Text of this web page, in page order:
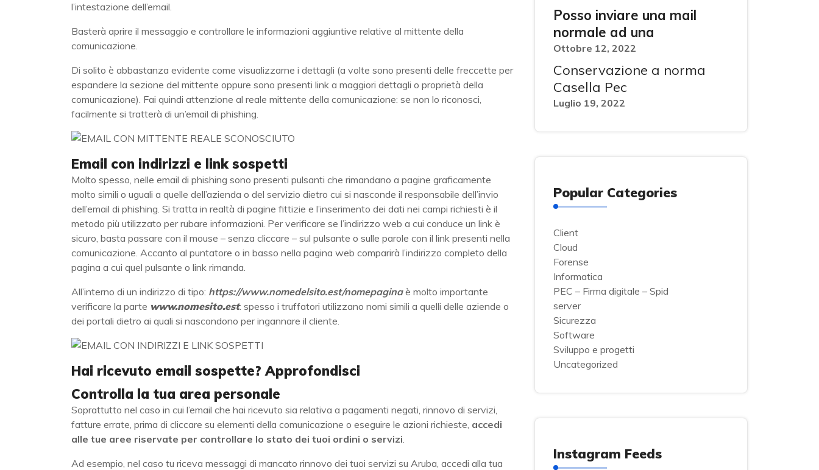
l’intestazione dell’email.
Basterà aprire il messaggio e controllare le informazioni aggiuntive relative al mittente della
comunicazione.
Di solito è abbastanza evidente come visualizzarne i dettagli (a volte sono presenti delle freccette per
espandere la sezione del mittente oppure sono presenti link a maggiori dettagli o proprietà della
comunicazione). Fai quindi attenzione al reale mittente della comunicazione: se non lo riconosci,
facilmente si tratterà di un’email di phishing.
Email con indirizzi e link sospetti
Molto spesso, nelle email di phishing sono presenti pulsanti che rimandano a pagine graficamente
molto simili o uguali a quelle dell’azienda o del servizio dietro cui si nasconde il responsabile dell’invio
dell’email di phishing. Si tratta in realtà di pagine fittizie e l’inserimento dei dati nei campi richiesti è il
metodo più utilizzato per rubare informazioni. Per verificare se l’indirizzo web a cui conduce un link è
sicuro, basta passare con il mouse – senza cliccare – sul pulsante o sulle parole con il link presenti nella
comunicazione. Accanto al puntatore o in basso nella pagina web comparirà l’indirizzo completo della
pagina a cui quel pulsante o link rimanda.
All’interno di un indirizzo di tipo: https://www.nomedelsito.est/nomepaginaè molto importante
verificare la parte www.nomesito.est: spesso i truffatori utilizzano nomi simili a quelli delle aziende o
dei portali dietro ai quali si nascondono per ingannare il cliente.
Hai ricevuto email sospette? Approfondisci
Controlla la tua area personale
Soprattutto nel caso in cui l’email che hai ricevuto sia relativa a pagamenti negati, rinnovo di servizi,
fatture errate, prima di cliccare su elementi della comunicazione o eseguire le azioni richieste, accedi
alle tue aree riservate per controllare lo stato dei tuoi ordini o servizi.
Ad esempio, nel caso tu riceva messaggi di mancato rinnovo dei tuoi servizi su Aruba, accedi alla tua
Posso inviare una mail
normale ad una
Ottobre 12, 2022
Conservazione a norma
Casella Pec
Luglio 19, 2022
Popular Categories
Client
Cloud
Forense
Informatica
PEC – Firma digitale – Spid
server
Sicurezza
Software
Sviluppo e progetti
Uncategorized
Instagram Feeds